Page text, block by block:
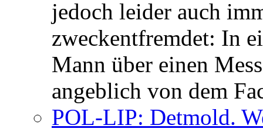
jedoch leider auch
zweckentfremdet: In
Mann über einen
angeblich von dem
POL-LIP: Detmold.